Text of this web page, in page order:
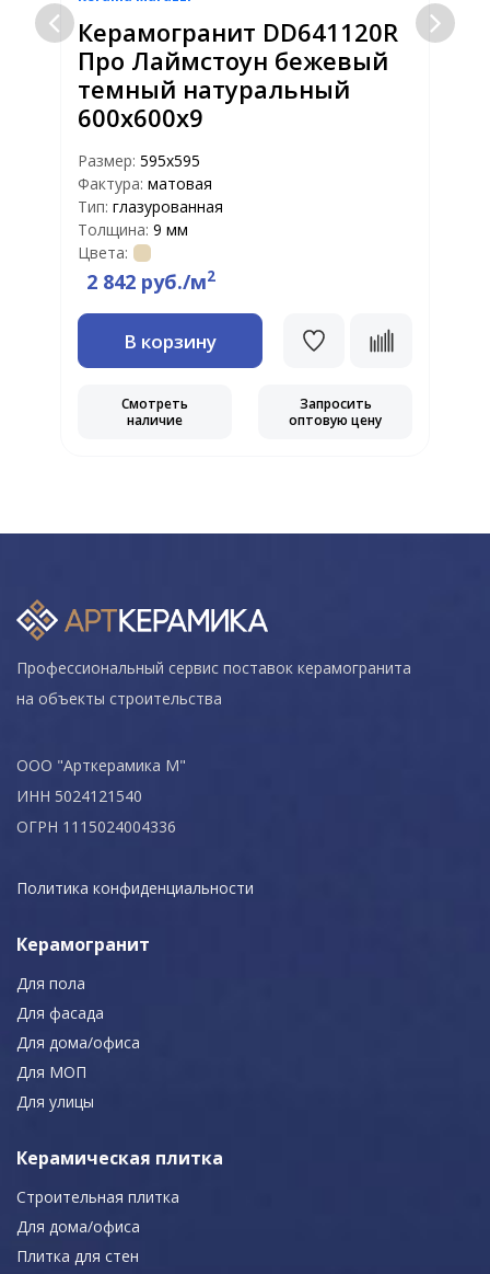
Керамогранит DD641120R
Про Лаймстоун бежевый
темный натуральный
600х600х9
Размер: 595x595
Фактура: матовая
Тип: глазурованная
Толщина: 9 мм
Цвета:
2 842 руб./м2
В корзину
Смотреть
наличие
Запросить
оптовую цену
Профессиональный сервис поставок керамогранита
на объекты строительства
ООО "Арткерамика М"
ИНН 5024121540
ОГРН 1115024004336
Политика конфиденциальности
Керамогранит
Для пола
Для фасада
Для дома/офиса
Для МОП
Для улицы
Керамическая плитка
Строительная плитка
Для дома/офиса
Плитка для стен